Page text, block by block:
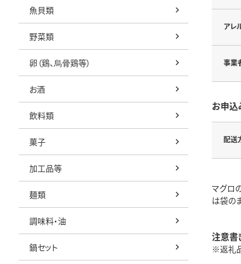
魚貝類
野菜類
卵（鶏、烏骨鶏等）
お酒
飲料類
菓子
加工品等
麺類
調味料・油
鍋セット
アレ
事業
お申込
配送
マグロ
は袋の
注意書
※返礼